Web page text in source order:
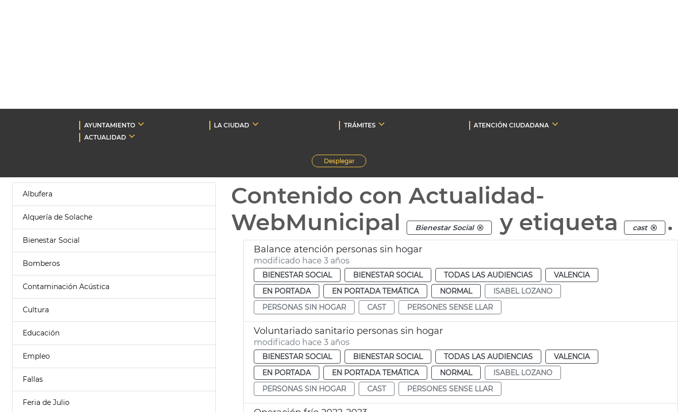
AYUNTAMIENTO LA CIUDAD TRÁMITES
ATENCIÓN CIUDADANA
ACTUALIDAD
Desplegar
Albufera
Alquería de Solache
Bienestar Social
Bomberos
Contaminación Acústica
Cultura
Educación
Empleo
Fallas
Feria de Julio
Contenido con Actualidad-
WebMunicipal
Bienestar Social y etiqueta cast .
Balance atención personas sin hogar
modificado hace 3 años
BIENESTAR SOCIAL BIENESTAR SOCIAL TODAS LAS AUDIENCIAS
VALENCIA
EN PORTADA
EN PORTADA TEMÁTICA NORMAL
ISABEL LOZANO
PERSONAS SIN HOGAR
CAST PERSONES SENSE LLAR
Voluntariado sanitario personas sin hogar
modificado hace 3 años
BIENESTAR SOCIAL BIENESTAR SOCIAL TODAS LAS AUDIENCIAS
VALENCIA
EN PORTADA
EN PORTADA TEMÁTICA NORMAL
ISABEL LOZANO
PERSONAS SIN HOGAR
CAST PERSONES SENSE LLAR